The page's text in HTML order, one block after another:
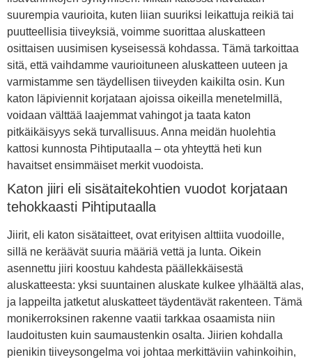
suurempia vaurioita, kuten liian suuriksi leikattuja reikiä tai
puutteellisia tiiveyksiä, voimme suorittaa aluskatteen
osittaisen uusimisen kyseisessä kohdassa. Tämä tarkoittaa
sitä, että vaihdamme vaurioituneen aluskatteen uuteen ja
varmistamme sen täydellisen tiiveyden kaikilta osin. Kun
katon läpiviennit korjataan ajoissa oikeilla menetelmillä,
voidaan välttää laajemmat vahingot ja taata katon
pitkäikäisyys sekä turvallisuus. Anna meidän huolehtia
kattosi kunnosta Pihtiputaalla – ota yhteyttä heti kun
havaitset ensimmäiset merkit vuodoista.
Katon jiiri eli sisätaitekohtien vuodot korjataan
tehokkaasti Pihtiputaalla
Jiirit, eli katon sisätaitteet, ovat erityisen alttiita vuodoille,
sillä ne keräävät suuria määriä vettä ja lunta. Oikein
asennettu jiiri koostuu kahdesta päällekkäisestä
aluskatteesta: yksi suuntainen aluskate kulkee ylhäältä alas,
ja lappeilta jatketut aluskatteet täydentävät rakenteen. Tämä
monikerroksinen rakenne vaatii tarkkaa osaamista niin
laudoitusten kuin saumaustenkin osalta. Jiirien kohdalla
pienikin tiiveysongelma voi johtaa merkittäviin vahinkoihin,